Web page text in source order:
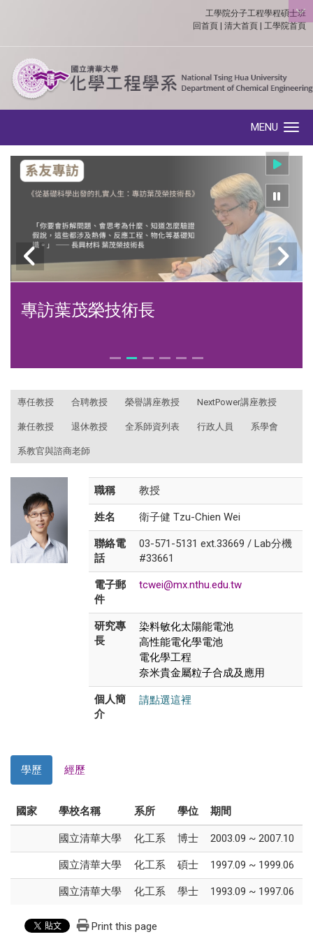
:::
工學院分子工程學程碩士班
回首頁
清大首頁 工學院首頁
MENU
專訪葉茂榮技術長
專任教授 合聘教授 榮譽講座教授 NextPower講座教授
兼任教授 退休教授 全系師資列表 行政人員 系學會
系教官與諮商老師
職稱 教授
姓名 衛子健 Tzu-Chien Wei
聯絡電
話
03-571-5131 ext.33669 / Lab分機
#33661
電子郵
件
tcwei@mx.nthu.edu.tw
研究專
長
染料敏化太陽能電池
高性能電化學電池
電化學工程
奈米貴金屬粒子合成及應用
個人簡
介
請點選這裡
學歷 經歷
國家 學校名稱 系所 學位 期間
國立清華大學 化工系 博士 2003.09 ~ 2007.10
國立清華大學 化工系 碩士 1997.09 ~ 1999.06
國立清華大學 化工系 學士 1993.09 ~ 1997.06
Print this page